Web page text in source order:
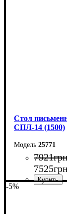
Стол
СПЛ-14 (1500)
25771
7921
7525
-5%